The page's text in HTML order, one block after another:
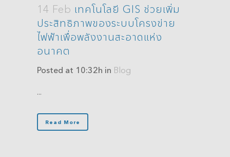
14 Feb เทคโนโลยี GIS ช่วยเพิ่ม
ประสิทธิภาพของระบบโครงข่าย
ไฟฟ้าเพื่อพลังงานสะอาดแห่ง
อนาคต
Posted at 10:32h in Blog
...
Read More